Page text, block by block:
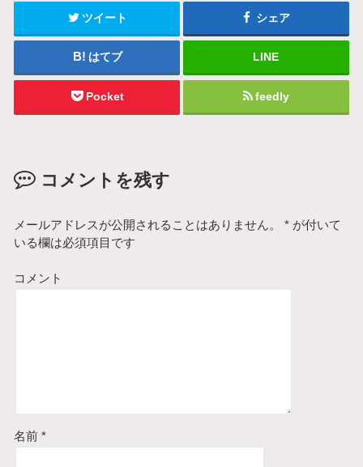
ツイート シェア
はてブ LINE
Pocket feedly
コメントを残す
メールアドレスが公開されることはありません。 * が付いて
いる欄は必須項目です
コメント
名前*